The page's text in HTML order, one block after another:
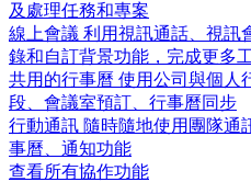
及處理任務和專案
線上會議 利用視訊通話、視訊
錄和自訂背景功能，完成更多
共用的行事曆 使用公司與個人
段、會議室預訂、行事曆同步
行動通訊 隨時隨地使用團隊通
事曆、通知功能
查看所有協作功能